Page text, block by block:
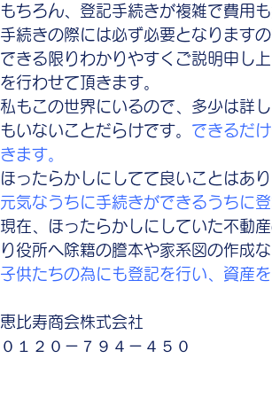
もちろん、登記手続きが複雑で費用
手続きの際には必ず必要となります
できる限りわかりやすくご説明申し
を行わせて頂きます。
私もこの世界にいるので、多少は詳
もいないことだらけです。 できるだ
きます。
ほったらかしにしてて良いことはあり
元気なうちに手続きができるうちに
現在、ほったらかしにしていた不動
り役所へ除籍の謄本や家系図の作成
子供たちの為にも登記を行い、資産
恵比寿商会株式会社
０１２０－７９４－４５０